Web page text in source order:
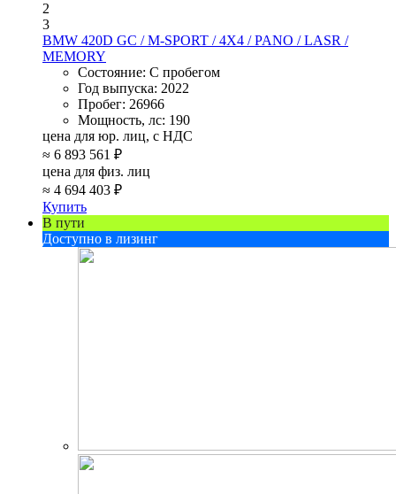
2
3
BMW 420D GC / M-SPORT / 4X4 / PANO / LASR /
MEMORY
Состояние: С пробегом
Год выпуска: 2022
Пробег: 26966
Мощность, лс: 190
цена для юр. лиц, с НДС
≈ 6 893 561 ₽
цена для физ. лиц
≈ 4 694 403 ₽
Купить
В пути
Доступно в лизинг